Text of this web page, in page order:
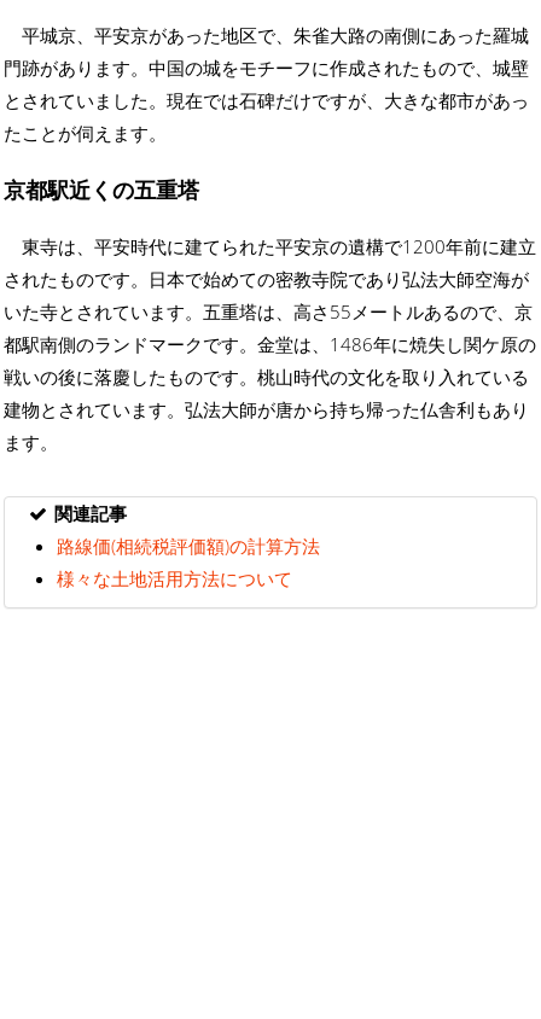
平城京、平安京があった地区で、朱雀大路の南側にあった羅城
門跡があります。中国の城をモチーフに作成されたもので、城壁
とされていました。現在では石碑だけですが、大きな都市があっ
たことが伺えます。
京都駅近くの五重塔
東寺は、平安時代に建てられた平安京の遺構で1200年前に建立
されたものです。日本で始めての密教寺院であり弘法大師空海が
いた寺とされています。五重塔は、高さ55メートルあるので、京
都駅南側のランドマークです。金堂は、1486年に焼失し関ケ原の
戦いの後に落慶したものです。桃山時代の文化を取り入れている
建物とされています。弘法大師が唐から持ち帰った仏舎利もあり
ます。
関連記事
路線価(相続税評価額)の計算方法
様々な土地活用方法について